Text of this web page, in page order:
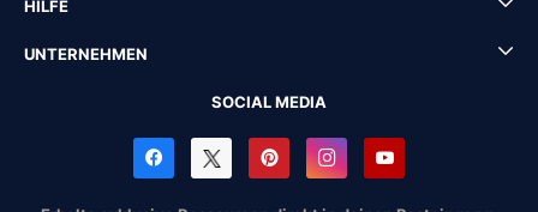
HILFE
UNTERNEHMEN
SOCIAL MEDIA